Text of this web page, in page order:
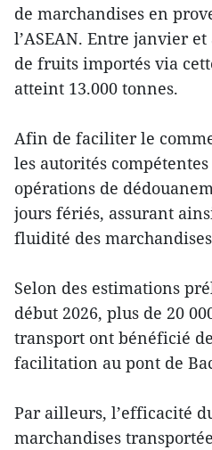
de marchandises en
l’ASEAN. Entre janvier
de fruits importés via
atteint 13.000 tonnes.
Afin de faciliter le
les autorités
opérations de
jours fériés, assurant
fluidité des
Selon des estimations
début 2026, plus de 20
transport ont bénéficié
facilitation au pont de
Par ailleurs, l’efficacité
marchandises